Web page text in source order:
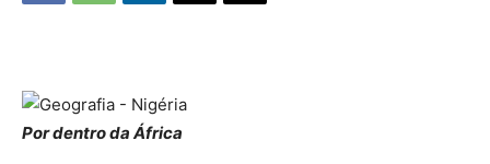
Por dentro da África